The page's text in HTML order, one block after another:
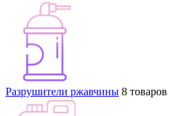
Разрушители ржавчины 8 товаров